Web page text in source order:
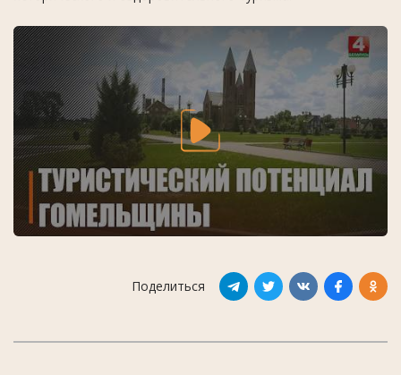
Поделиться